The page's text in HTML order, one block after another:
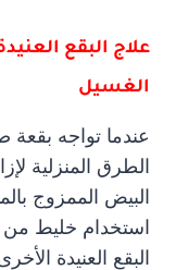
علاج البقع
الغسيل
عندما تواجه
الطرق المنزلية
البيض الممزوج
استخدام خليط من
البقع العنيدة